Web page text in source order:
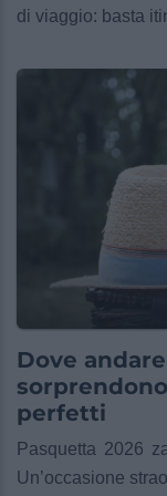
di viaggio: basta
Dove
perfetti
Pasquetta 2026
Un’occasione